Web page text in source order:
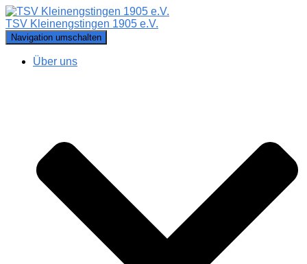
TSV Kleinengstingen 1905 e.V.
Navigation umschalten
Über uns